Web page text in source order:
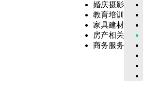
婚庆摄影
教育培训
家具建材
房产相关
商务服务